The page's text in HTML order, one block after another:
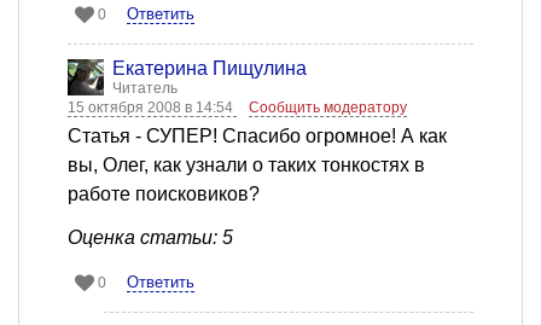
0 Ответить
Екатерина Пищулина
Читатель
15 октября 2008 в 14:54
Сообщить модератору
Статья - СУПЕР! Спасибо огромное! А как
вы, Олег, как узнали о таких тонкостях в
работе поисковиков?
Оценка статьи: 5
0 Ответить